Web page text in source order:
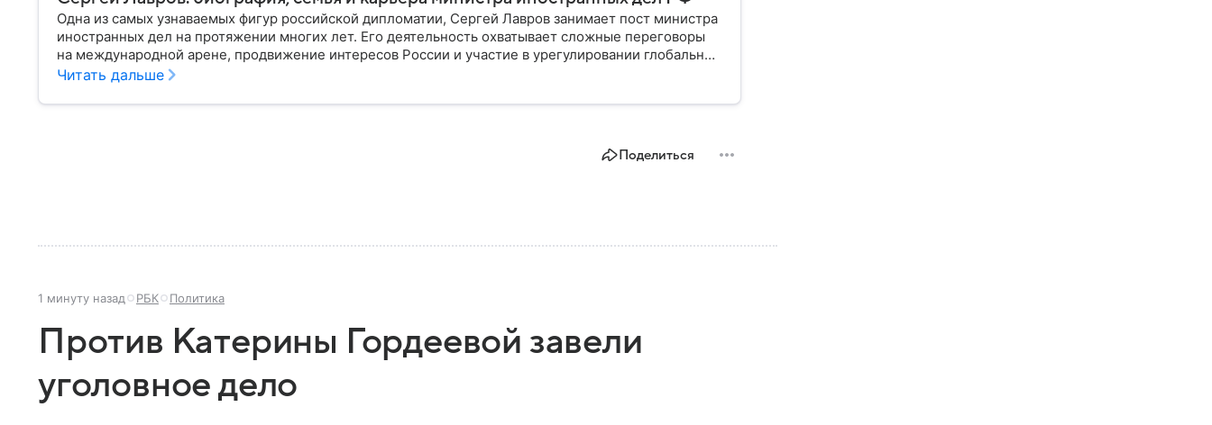
Одна из самых узнаваемых фигур российской дипломатии, Сергей Лавров занимает пост министра
иностранных дел на протяжении многих лет. Его деятельность охватывает сложные переговоры
на международной арене, продвижение интересов России и участие в урегулировании глобальных
конфликтов. Собрали главное из его биографии.
Читать дальше
Поделиться
1 минуту назад РБК Политика
Против Катерины Гордеевой завели
уголовное дело